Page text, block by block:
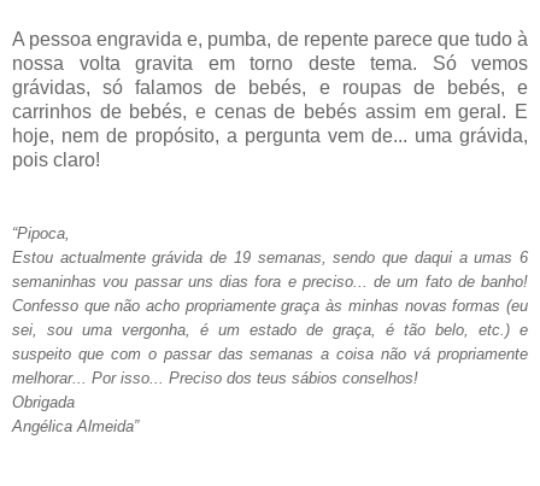
A pessoa engravida e, pumba, de repente parece que tudo à
nossa volta gravita em torno deste tema. Só vemos
grávidas, só falamos de bebés, e roupas de bebés, e
carrinhos de bebés, e cenas de bebés assim em geral. E
hoje, nem de propósito, a pergunta vem de... uma grávida,
pois claro!
“Pipoca,
Estou actualmente grávida de 19 semanas, sendo que daqui a umas 6
semaninhas vou passar uns dias fora e preciso... de um fato de banho!
Confesso que não acho propriamente graça às minhas novas formas (eu
sei, sou uma vergonha, é um estado de graça, é tão belo, etc.) e
suspeito que com o passar das semanas a coisa não vá propriamente
melhorar... Por isso... Preciso dos teus sábios conselhos!
Obrigada
Angélica Almeida”